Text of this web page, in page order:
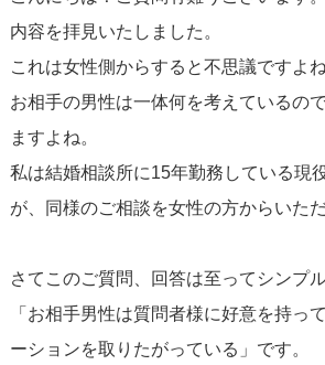
内容を拝見いたしました。
これは女性側からすると不思議ですよね
お相手の男性は一体何を考えているの
ますよね。
私は結婚相談所に15年勤務している現
が、同様のご相談を女性の方からいただ
さてこのご質問、回答は至ってシンプル
「お相手男性は質問者様に好意を持っ
ーションを取りたがっている」です。